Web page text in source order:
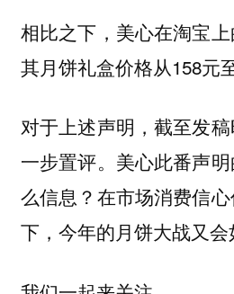
相比之下，美心在淘宝
其月饼礼盒价格从158元
对于上述声明，截至发
一步置评。美心此番声
么信息？在市场消费信
下，今年的月饼大战又会